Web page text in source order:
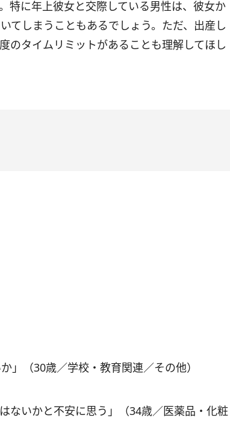
特に年上彼女と交際している男性は、彼女か
てしまうこともあるでしょう。ただ、出産し
のタイムリミットがあることも理解してほし
」（30歳／学校・教育関連／その他）
ないかと不安に思う」（34歳／医薬品・化粧